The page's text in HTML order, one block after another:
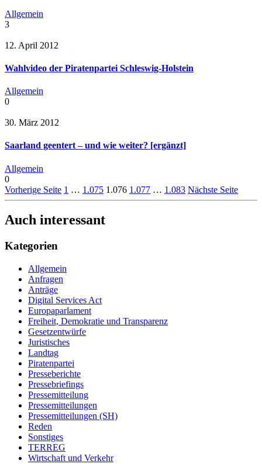
Allgemein
3
12. April 2012
Wahlvideo der Piratenpartei Schleswig-Holstein
Allgemein
0
30. März 2012
Saarland geentert – und wie weiter? [ergänzt]
Allgemein
0
Vorherige Seite 1 … 1.075 1.076 1.077 … 1.083 Nächste Seite
Auch interessant
Kategorien
Allgemein
Anfragen
Anträge
Digital Services Act
Europaparlament
Freiheit, Demokratie und Transparenz
Gesetzentwürfe
Juristisches
Landtag
Piratenpartei
Presseberichte
Pressebriefings
Pressemitteilung
Pressemitteilungen
Pressemitteilungen (SH)
Reden
Sonstiges
TERREG
Wirtschaft und Verkehr